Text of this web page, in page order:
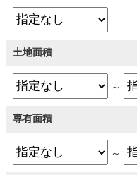
土地面積
～
専有面積
～